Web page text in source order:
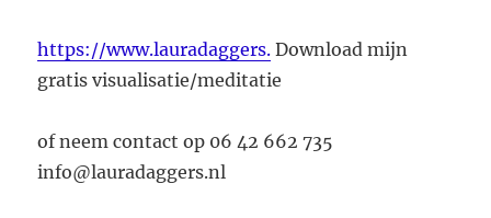
https://www.lauradaggers. Download mijn
gratis visualisatie/meditatie
of neem contact op 06 42 662 735
info@lauradaggers.nl